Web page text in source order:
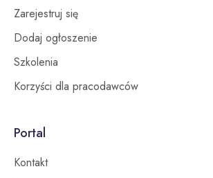
Zarejestruj się
Dodaj ogłoszenie
Szkolenia
Korzyści dla pracodawców
Portal
Kontakt